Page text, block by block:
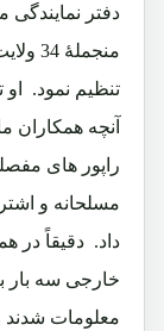
دفتر
تنظیم نمود. او
آنچه همکاران
راپور های
مسلحانه و
معلومات شدند